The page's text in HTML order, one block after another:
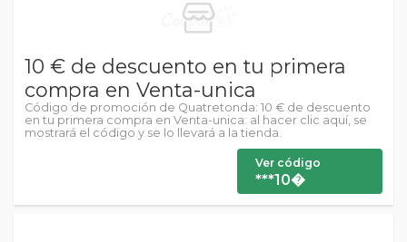
10 € de descuento en tu primera
compra en Venta-unica
Código de promoción de Quatretonda: 10 € de descuento
en tu primera compra en Venta-unica: al hacer clic aquí, se
mostrará el código y se lo llevará a la tienda.
Ver código
***10�